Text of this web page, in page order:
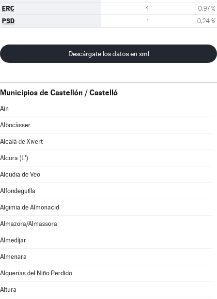
ERC 4 0,97 %
PSD 1 0,24 %
Descárgate los datos en xml
Municipios de Castellón / Castelló
Aín
Albocàsser
Alcalà de Xivert
Alcora (L')
Alcudia de Veo
Alfondeguilla
Algimia de Almonacid
Almazora/Almassora
Almedíjar
Almenara
Alquerías del Niño Perdido
Altura